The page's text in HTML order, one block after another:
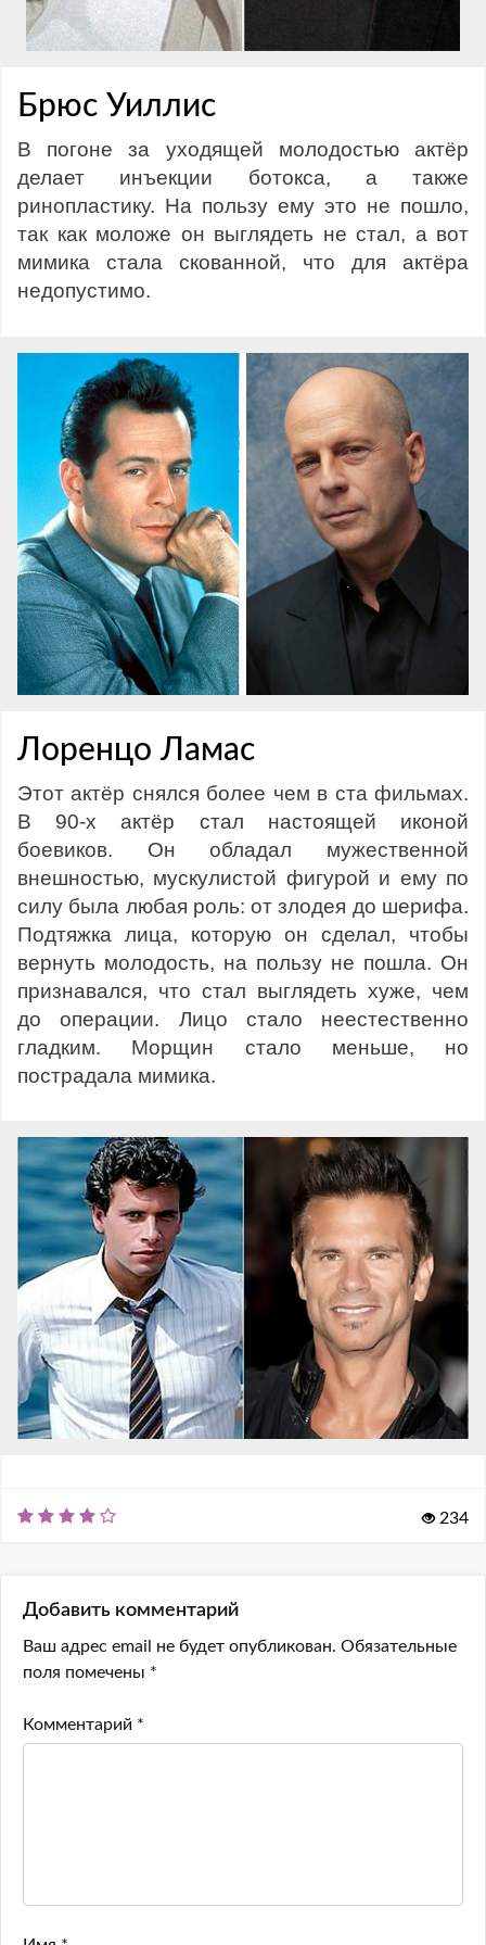
Брюс Уиллис
В погоне за уходящей молодостью актёр
делает инъекции ботокса, а также
ринопластику. На пользу ему это не пошло,
так как моложе он выглядеть не стал, а вот
мимика стала скованной, что для актёра
недопустимо.
Лоренцо Ламас
Этот актёр снялся более чем в ста фильмах.
В 90-х актёр стал настоящей иконой
боевиков. Он обладал мужественной
внешностью, мускулистой фигурой и ему по
силу была любая роль: от злодея до шерифа.
Подтяжка лица, которую он сделал, чтобы
вернуть молодость, на пользу не пошла. Он
признавался, что стал выглядеть хуже, чем
до операции. Лицо стало неестественно
гладким. Морщин стало меньше, но
пострадала мимика.
234
Добавить комментарий
Ваш адрес email не будет опубликован. Обязательные
поля помечены *
Комментарий *